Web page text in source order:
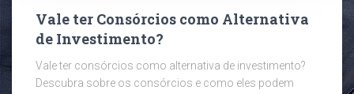
Vale ter Consórcios como Alternativa
de Investimento?
Vale ter consórcios como alternativa de investimento?
Descubra sobre os consórcios e como eles podem